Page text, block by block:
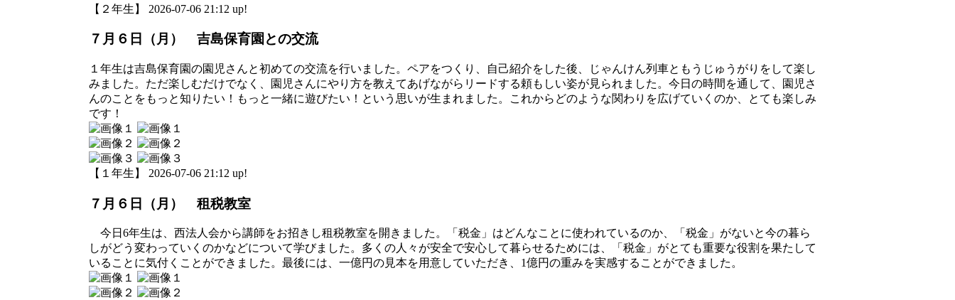
【２年生】 2026-07-06 21:12 up!
７月６日（月） 吉島保育園との交流
１年生は吉島保育園の園児さんと初めての交流を行いました。ペアをつくり、自己紹介をした後、じゃんけん列車ともうじゅうがりをして楽し
みました。ただ楽しむだけでなく、園児さんにやり方を教えてあげながらリードする頼もしい姿が見られました。今日の時間を通して、園児さ
んのことをもっと知りたい！もっと一緒に遊びたい！という思いが生まれました。これからどのような関わりを広げていくのか、とても楽しみ
です！
【１年生】 2026-07-06 21:12 up!
７月６日（月） 租税教室
今日6年生は、西法人会から講師をお招きし租税教室を開きました。「税金」はどんなことに使われているのか、「税金」がないと今の暮ら
しがどう変わっていくのかなどについて学びました。多くの人々が安全で安心して暮らせるためには、「税金」がとても重要な役割を果たして
いることに気付くことができました。最後には、一億円の見本を用意していただき、1億円の重みを実感することができました。